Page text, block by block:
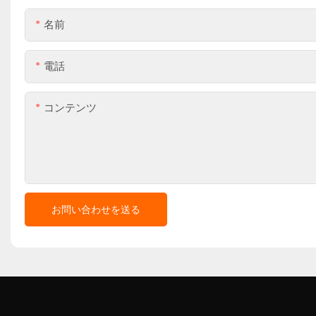
名前
電話
コンテンツ
お問い合わせを送る